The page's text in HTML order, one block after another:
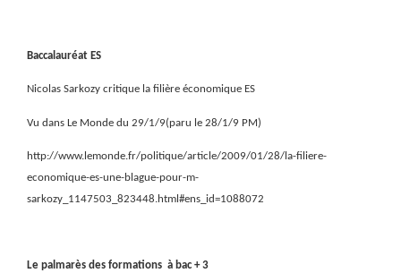
Baccalauréat ES
Nicolas Sarkozy critique la filière économique ES
Vu dans Le Monde du 29/1/9(paru le 28/1/9 PM)
http://www.lemonde.fr/politique/article/2009/01/28/la-filiere-
economique-es-une-blague-pour-m-
sarkozy_1147503_823448.html#ens_id=1088072
Le palmarès des formations à bac + 3